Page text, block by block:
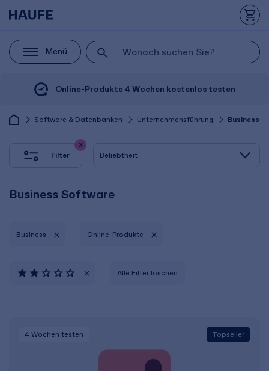
Menü
Online-Produkte 4 Wochen kostenlos testen
Software & Datenbanken Unternehmensführung Business
Filter
3
Business Software
Business Online-Produkte
Alle Filter löschen
4 Wochen testen Topseller